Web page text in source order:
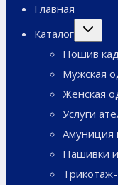
Главная
Каталог
дочернее
Пошив
Мужская
Женская
Услуги
Амуниция
Нашивки